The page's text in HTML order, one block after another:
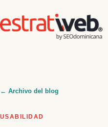
← Archivo del blog
USABILIDAD